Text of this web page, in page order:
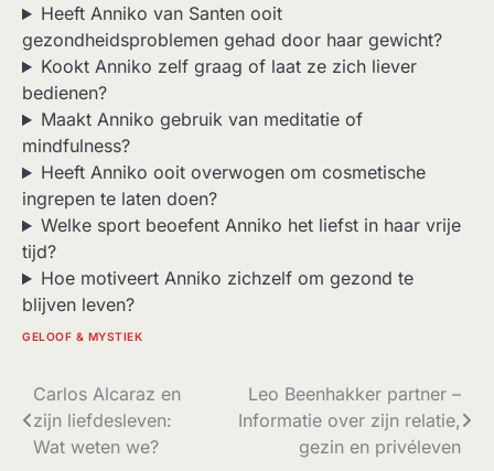
Heeft Anniko van Santen ooit
gezondheidsproblemen gehad door haar gewicht?
Kookt Anniko zelf graag of laat ze zich liever
bedienen?
Maakt Anniko gebruik van meditatie of
mindfulness?
Heeft Anniko ooit overwogen om cosmetische
ingrepen te laten doen?
Welke sport beoefent Anniko het liefst in haar vrije
tijd?
Hoe motiveert Anniko zichzelf om gezond te
blijven leven?
GELOOF & MYSTIEK
Bericht
navigatie
Carlos Alcaraz en
zijn liefdesleven:
Wat weten we?
Leo Beenhakker partner –
Informatie over zijn relatie,
gezin en privéleven